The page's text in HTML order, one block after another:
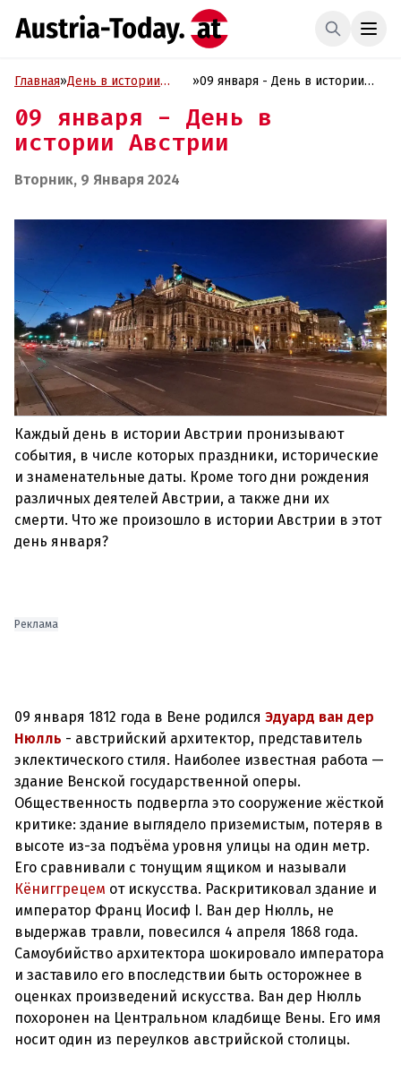
Главная»День в истории
»09 января - День в истории
09 января - День в
истории Австрии
Вторник, 9 Января 2024
Каждый день в истории Австрии пронизывают
события, в числе которых праздники, исторические
и знаменательные даты. Кроме того дни рождения
различных деятелей Австрии, а также дни их
смерти. Что же произошло в истории Австрии в этот
день января?
Реклама
09 января 1812 года в Вене родился Эдуард ван дер
Нюлль - австрийский архитектор, представитель
эклектического стиля. Наиболее известная работа —
здание Венской государственной оперы.
Общественность подвергла это сооружение жёсткой
критике: здание выглядело приземистым, потеряв в
высоте из-за подъёма уровня улицы на один метр.
Его сравнивали с тонущим ящиком и называли
Кёниггрецем от искусства. Раскритиковал здание и
император Франц Иосиф I. Ван дер Нюлль, не
выдержав травли, повесился 4 апреля 1868 года.
Самоубийство архитектора шокировало императора
и заставило его впоследствии быть осторожнее в
оценках произведений искусства. Ван дер Нюлль
похоронен на Центральном кладбище Вены. Его имя
носит один из переулков австрийской столицы.